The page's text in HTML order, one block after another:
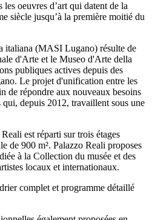
oeuvres d’art qui datent de la
siècle jusqu’à la première moitié du
italiana (MASI Lugano) résulte de
d'Arte et le Museo d'Arte della
publiques actives depuis des
Le projet d'unification entre les
de répondre aux nouveaux besoins
qui, depuis 2012, travaillent sous une
est réparti sur trois étages
de 900 m². Palazzo Reali proposes
à la Collection du musée et des
locaux et internationaux.
complet et programme détaillé